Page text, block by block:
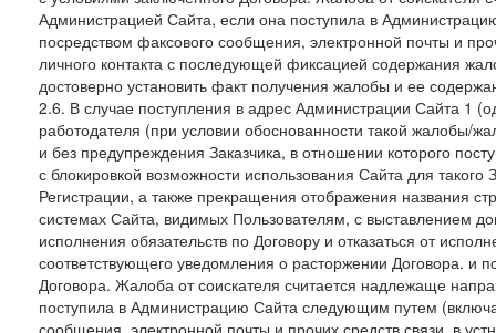
Администрацией Сайта, если она поступила в
посредством факсового сообщения, электронной почты и
личного контакта с последующей фиксацией содержания
достоверно установить факт получения жалобы и ее
2.6. В случае поступления в адрес Администрации Сайта 1
работодателя (при условии обоснованности такой
и без предупреждения Заказчика, в отношении которого
с блокировкой возможности использования Сайта для
Регистрации, а также прекращения отображения названия
системах Сайта, видимых Пользователям, с выставлением
исполнения обязательств по Договору и отказаться от
соответствующего уведомления о расторжении Договора. и
Договора. Жалоба от соискателя считается надлежаще
поступила в Администрацию Сайта следующим путем
сообщения, электронной почты и прочих средств связи, в